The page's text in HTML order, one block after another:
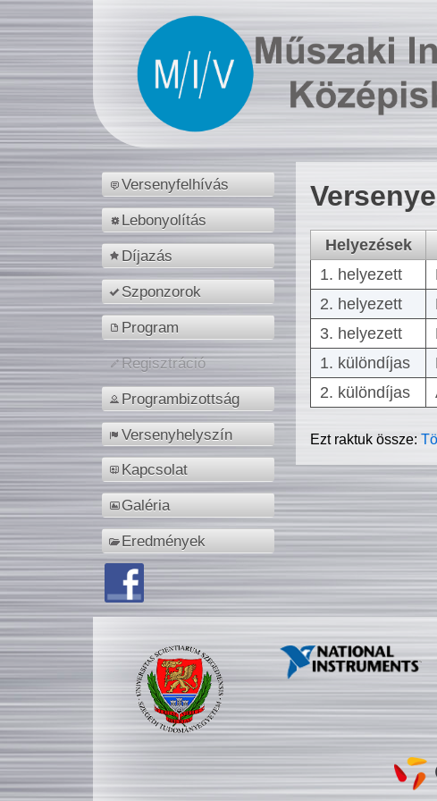
Versenyfelhívás
Lebonyolítás
Díjazás
Szponzorok
Program
Regisztráció
Programbizottság
Versenyhelyszín
Kapcsolat
Galéria
Eredmények
Helyezések
1. helyezett
2. helyezett
3. helyezett
1. különdíjas
2. különdíjas
Ezt raktuk össze: